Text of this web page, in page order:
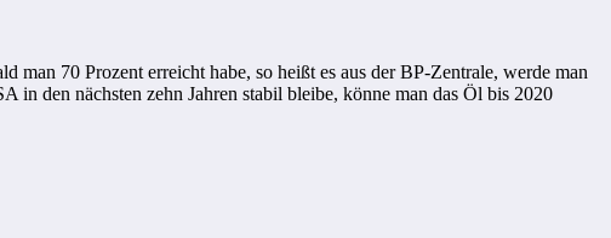
man 70 Prozent erreicht habe, so heißt es aus der BP-Zentrale, werde man
in den nächsten zehn Jahren stabil bleibe, könne man das Öl bis 2020